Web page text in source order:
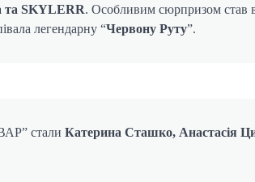
та SKYLERR. Особливим сюрпризом став
легендарну “Червону Руту”.
стали Катерина Сташко, Анастасія